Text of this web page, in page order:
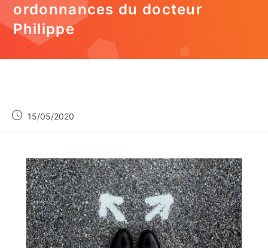
ordonnances du docteur
Philippe
15/05/2020